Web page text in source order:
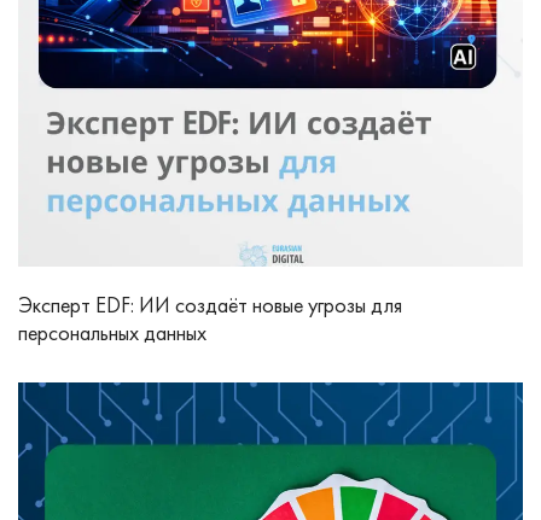
Эксперт EDF: ИИ создаёт новые угрозы для
персональных данных